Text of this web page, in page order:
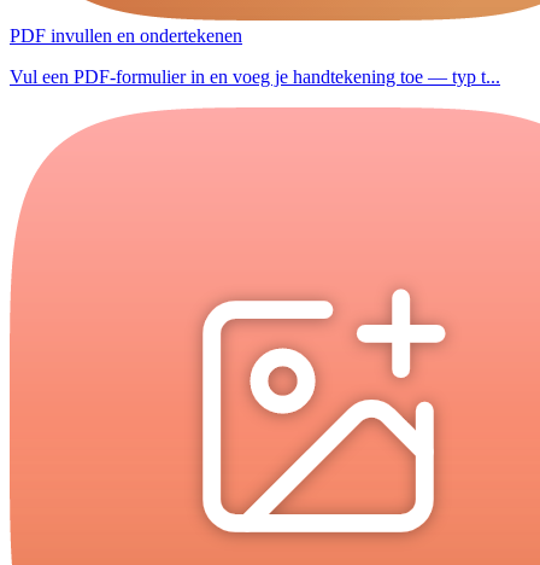
PDF invullen en ondertekenen
Vul een PDF-formulier in en voeg je handtekening toe — typ t...